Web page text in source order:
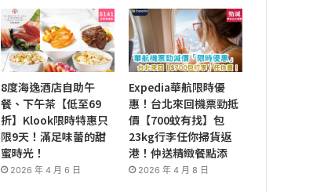
8度海逸酒店自助午
餐、下午茶【低至69
折】Klook限時特惠只
限9天！滿足味蕾的甜
蜜時光！
2026 年 4 月 6 日
Expedia華航限時優
惠！台北來回機票勁抵
價【700蚊有找】包
23kg行李任你掃貨返
港！仲送精緻餐點添
2026 年 4 月 8 日